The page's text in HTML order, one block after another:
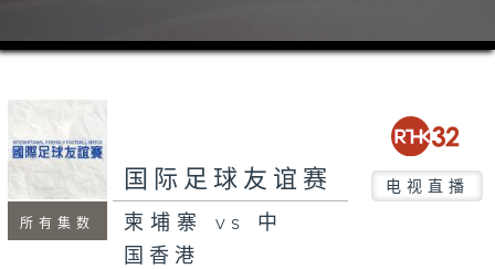
所有集数
国际足球友谊赛 电视直播
柬埔寨 vs 中
国香港